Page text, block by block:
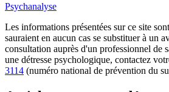
Psychanalyse
Les informations présentées sur ce site
sauraient en aucun cas se substituer à un
consultation auprès d'un professionnel de
une détresse psychologique, contactez
3114 (numéro national de prévention du